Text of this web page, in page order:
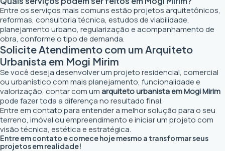
Entre os serviços mais comuns estão projetos arquitetônicos,
reformas, consultoria técnica, estudos de viabilidade,
planejamento urbano, regularização e acompanhamento de
obra, conforme o tipo de demanda.
Solicite Atendimento com um Arquiteto
Urbanista em Mogi Mirim
Se você deseja desenvolver um projeto residencial, comercial
ou urbanístico com mais planejamento, funcionalidade e
valorização, contar com umarquiteto urbanista em Mogi Mirim
pode fazer toda a diferença no resultado final.
Entre em contato para entender a melhor solução para o seu
terreno, imóvel ou empreendimento e iniciar um projeto com
visão técnica, estética e estratégica.
Entre em contato e comece hoje mesmo a transformar seus
projetos em realidade!